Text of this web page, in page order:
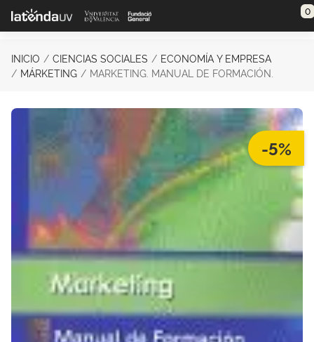
Saltar al contenido principal 0
INICIO CIENCIAS SOCIALES
ECONOMÍA Y EMPRESA
MÁRKETING
MARKETING. MANUAL DE FORMACIÓN.
-5%